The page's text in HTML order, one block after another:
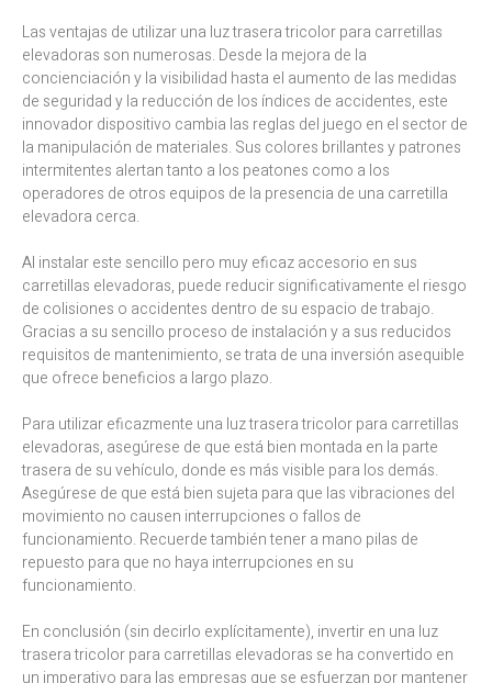
Las ventajas de utilizar una luz trasera tricolor para carretillas
elevadoras son numerosas. Desde la mejora de la
concienciación y la visibilidad hasta el aumento de las medidas
de seguridad y la reducción de los índices de accidentes, este
innovador dispositivo cambia las reglas del juego en el sector de
la manipulación de materiales. Sus colores brillantes y patrones
intermitentes alertan tanto a los peatones como a los
operadores de otros equipos de la presencia de una carretilla
elevadora cerca.
Al instalar este sencillo pero muy eficaz accesorio en sus
carretillas elevadoras, puede reducir significativamente el riesgo
de colisiones o accidentes dentro de su espacio de trabajo.
Gracias a su sencillo proceso de instalación y a sus reducidos
requisitos de mantenimiento, se trata de una inversión asequible
que ofrece beneficios a largo plazo.
Para utilizar eficazmente una luz trasera tricolor para carretillas
elevadoras, asegúrese de que está bien montada en la parte
trasera de su vehículo, donde es más visible para los demás.
Asegúrese de que está bien sujeta para que las vibraciones del
movimiento no causen interrupciones o fallos de
funcionamiento. Recuerde también tener a mano pilas de
repuesto para que no haya interrupciones en su
funcionamiento.
En conclusión (sin decirlo explícitamente), invertir en una luz
trasera tricolor para carretillas elevadoras se ha convertido en